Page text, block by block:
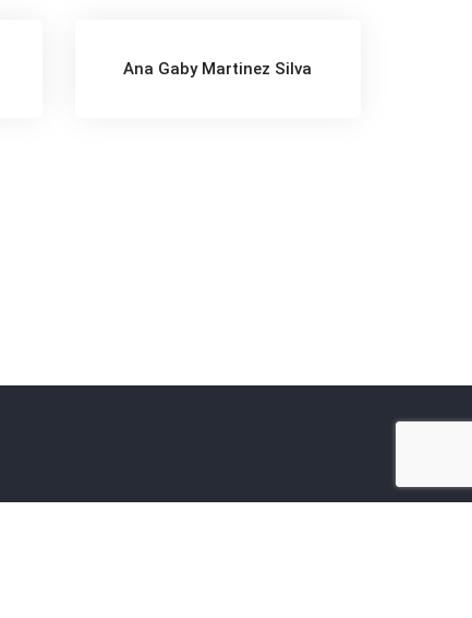
Ana Gaby Martinez Silva